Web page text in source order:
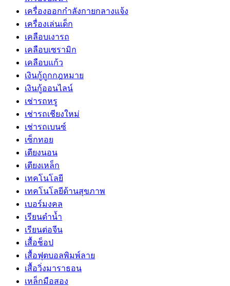
เครื่องออกกำลังกายกลางแจ้ง
เครื่องเล่นเด็ก
เคลือบเงารถ
เคลือบเซรามิก
เคลือบแก้ว
เงินกู้ถูกกฎหมาย
เงินกู้ออนไลน์
เช่ารถหรู
เช่ารถเชียงใหม่
เช่ารถเบนซ์
เซ็กทอย
เตียงนอน
เตียงเหล็ก
เทคโนโลยี
เทคโนโลยีด้านสุขภาพ
เบอร์มงคล
เรียนดำน้ำ
เรียนต่อจีน
เสื้อช็อป
เสื้อฟุตบอลพิมพ์ลาย
เสื้อวิ่งมาราธอน
เหล็กมือสอง